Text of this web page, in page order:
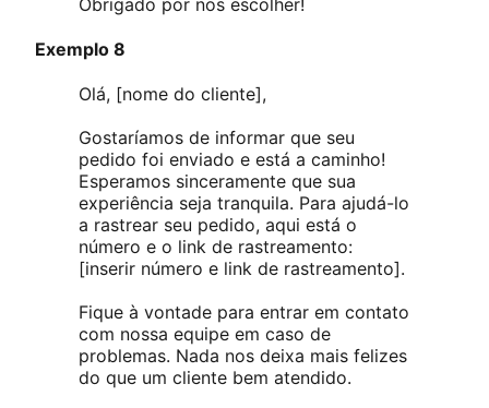
Exemplo 8
Olá, [nome do cliente],
Gostaríamos de informar que seu
pedido foi enviado e está a caminho!
Esperamos sinceramente que sua
experiência seja tranquila. Para ajudá-lo
a rastrear seu pedido, aqui está o
número e o link de rastreamento:
[inserir número e link de rastreamento].
Fique à vontade para entrar em contato
com nossa equipe em caso de
problemas. Nada nos deixa mais felizes
do que um cliente bem atendido.